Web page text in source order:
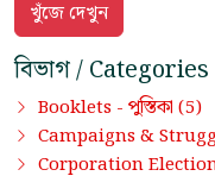
বিভাগ / Categories
Booklets - পুস্তিকা (5)
Campaigns &
Corporation